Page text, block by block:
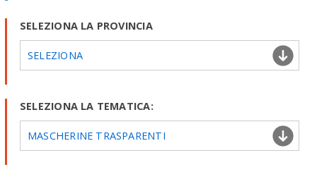
SELEZIONA LA PROVINCIA
SELEZIONA
SELEZIONA LA TEMATICA:
MASCHERINE TRASPARENTI